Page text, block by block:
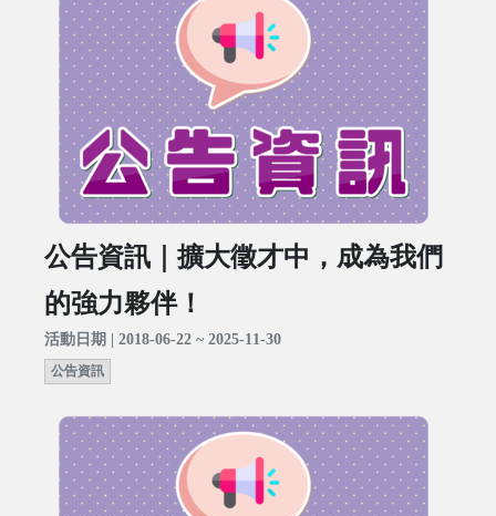
公告資訊｜擴大徵才中，成為我們
的強力夥伴！
活動日期 | 2018-06-22 ~ 2025-11-30
公告資訊